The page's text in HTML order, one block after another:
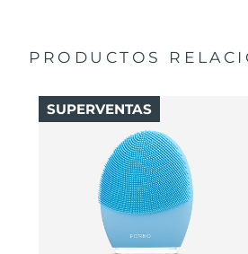
PRODUCTOS
SUPERVENTAS